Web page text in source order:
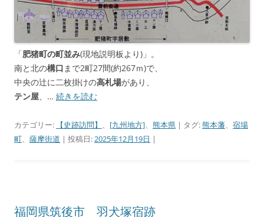
「肥猪町の町並み(現地説明板より)」。
南と北の構口まで2町27間(約267ｍ)で、
中央の辻に二枚掛けの高札場があり、
テン屋、… 続きを読む
カテゴリー: 【史跡訪問】 、 [九州地方]、 熊本県 | タグ:熊本藩、 宿場
町、 薩摩街道 | 投稿日:2025年12月19日 |
福岡県筑後市 羽犬塚宿跡